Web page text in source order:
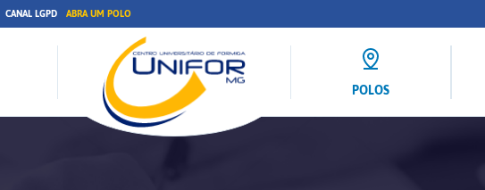
CANAL LGPD ABRA UM POLO
POLOS